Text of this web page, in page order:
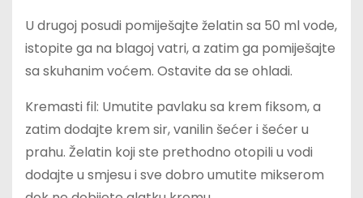
U drugoj posudi pomiješajte želatin sa 50 ml vode,
istopite ga na blagoj vatri, a zatim ga pomiješajte
sa skuhanim voćem. Ostavite da se ohladi.
Kremasti fil: Umutite pavlaku sa krem fiksom, a
zatim dodajte krem sir, vanilin šećer i šećer u
prahu. Želatin koji ste prethodno otopili u vodi
dodajte u smjesu i sve dobro umutite mikserom